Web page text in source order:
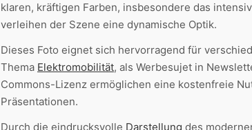
klaren, kräftigen Farben, insbesondere das
verleihen der Szene eine dynamische Optik.
Dieses Foto eignet sich hervorragend für
Thema Elektromobilität, als Werbesujet in
Commons-Lizenz ermöglichen eine kostenfreie
Präsentationen.
Durch die eindrucksvolle Darstellung des